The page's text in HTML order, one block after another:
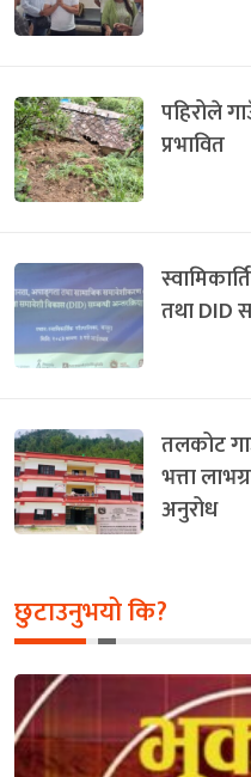
पहिरोले
प्रभावित
तथा DID
तलकोट
भत्ता
अनुरोध
छुटाउनुभयो कि?